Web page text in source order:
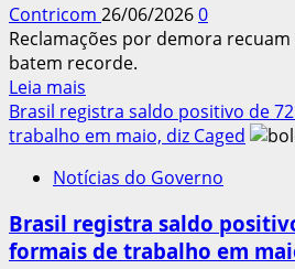
para
30
de
junho
pelo
fim
da
jornada
6X1
Contricom 26/06/20260
Reclamações por demora recuam
batem recorde.
Leia mais
mais
sobre
do
cai
ao
Brasil registra saldo positivo de
trabalho em maio, diz Caged
Notícias do Governo
Brasil registra saldo
formais de trabalho em